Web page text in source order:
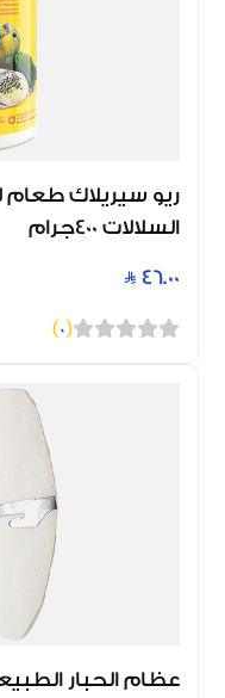
ريو سيريلاك طعام
السلالات 400جرام
46.00
(
0
)
عظام الحبار